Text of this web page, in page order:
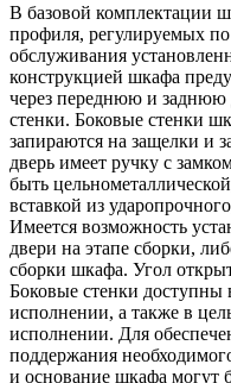
В базовой комплектации
профиля, регулируемых
обслуживания
конструкцией шкафа
через переднюю и заднюю
стенки. Боковые стенки
запираются на защелки и
дверь имеет ручку с
быть
вставкой из
Имеется возможность
двери на этапе сборки,
сборки шкафа. Угол
Боковые стенки
исполнении, а также в
исполнении. Для
поддержания
и основание шкафа могут